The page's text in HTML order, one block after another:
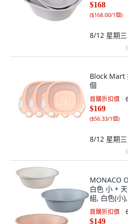
$168
($168.00/1個)
8/12 星期三
(
Block Mart
個
首購折扣價
$169
($56.33/1個)
8/12 星期三
(
MONACO
白色 小 +
組, 白色(小
套
首購折扣價
$149